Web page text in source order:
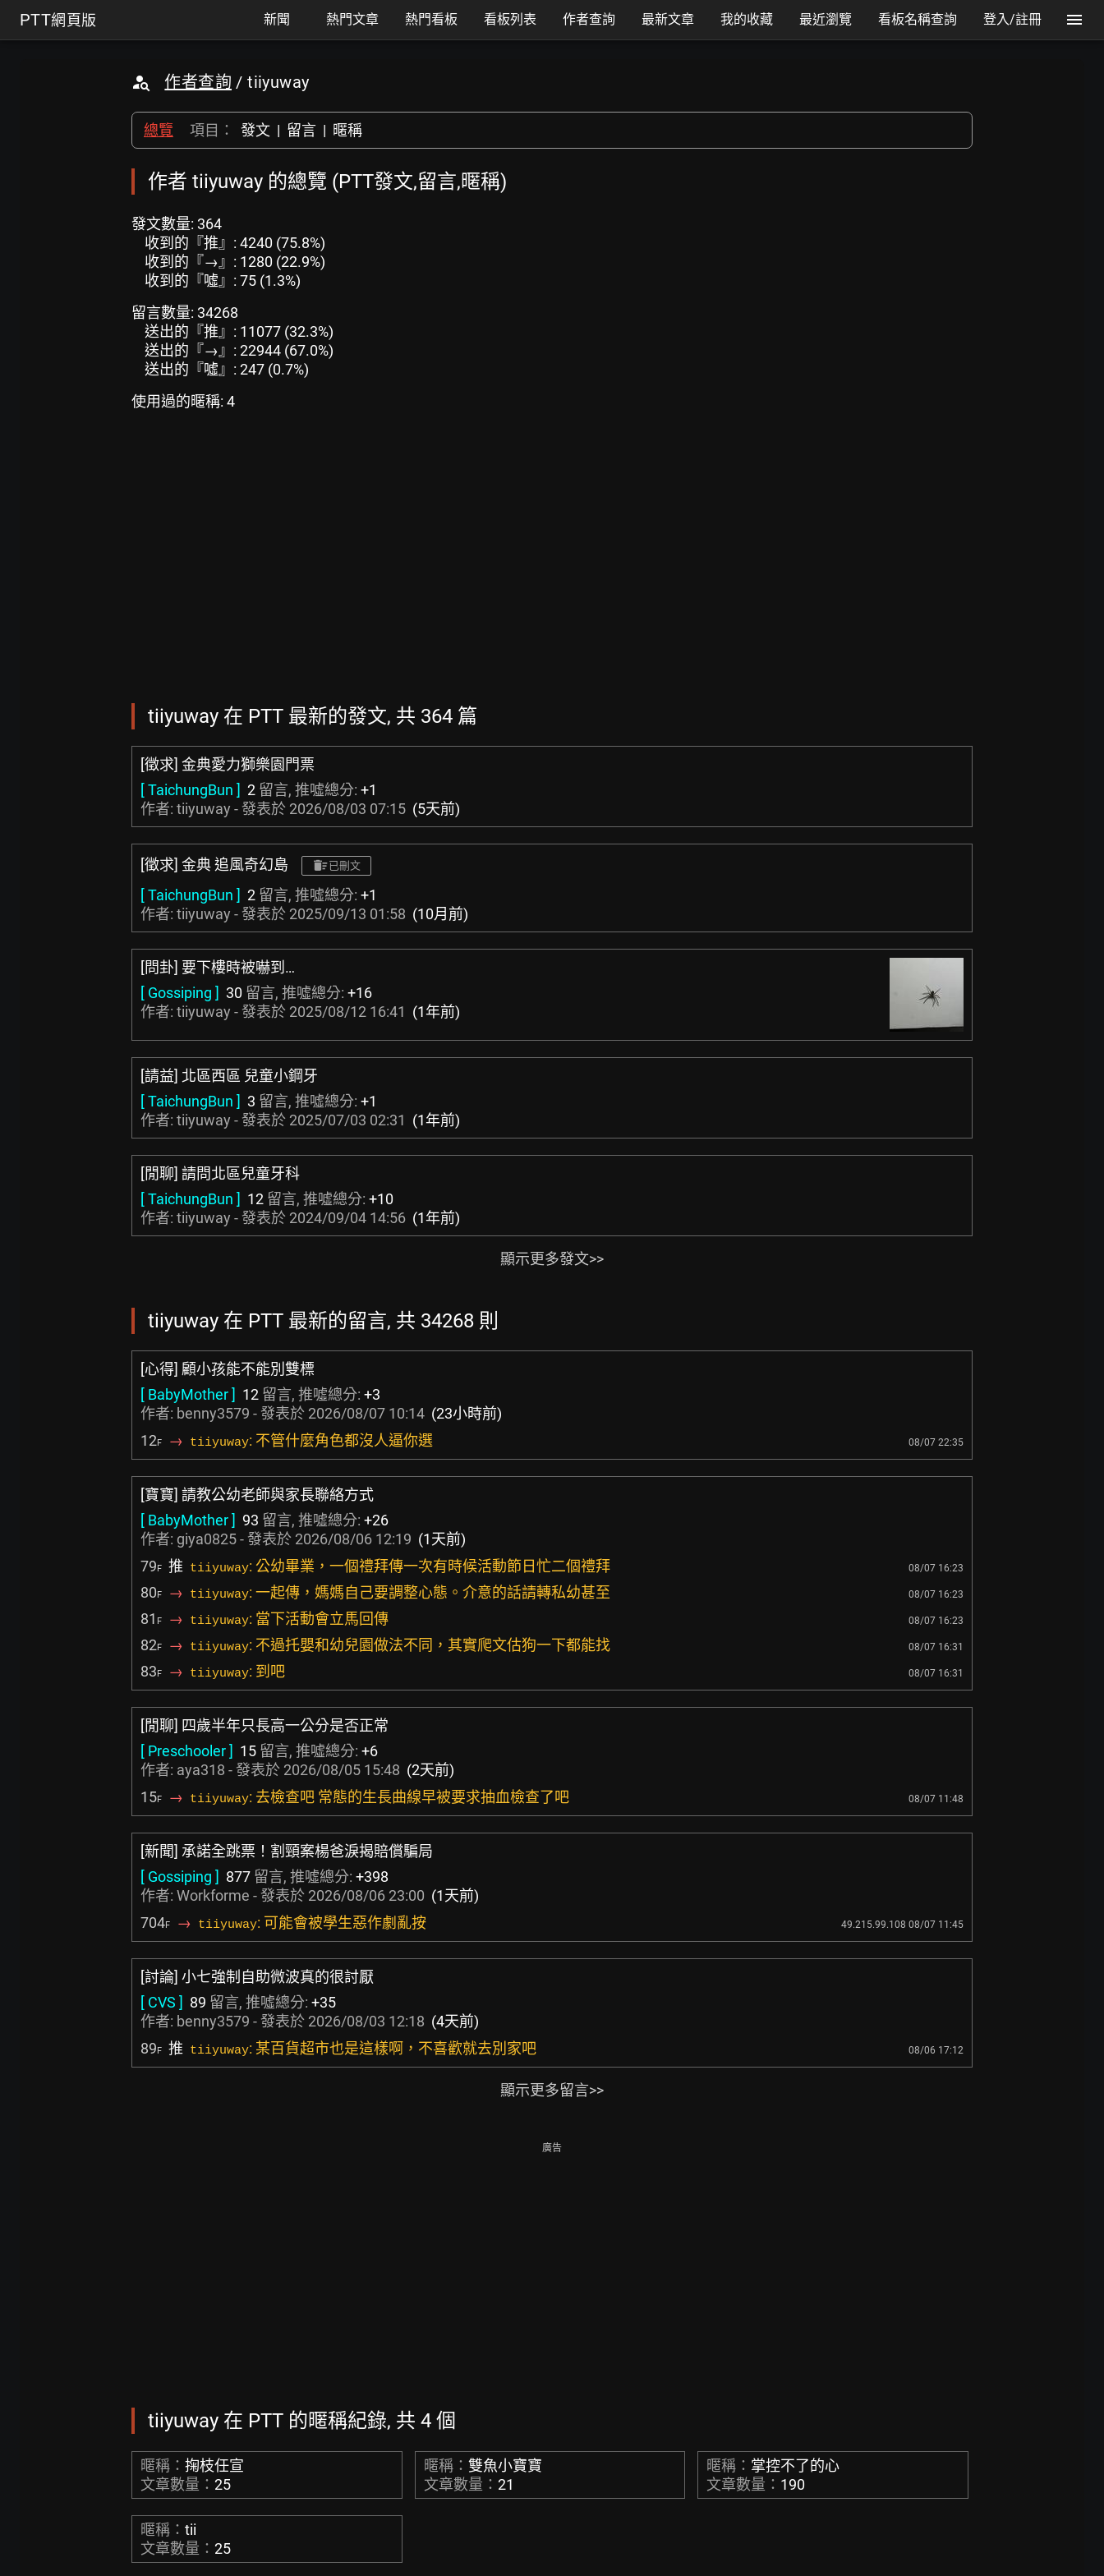
PTT網頁版 新聞 熱門文章 熱門看板 看板列表 作者查詢 最新文章 我的收藏 最近瀏覽 看板名稱查詢 登入/註冊
作者查詢 / tiiyuway
總覽 項目： 發文 | 留言 | 暱稱
作者 tiiyuway 的總覽 (PTT發文,留言,暱稱)
發文數量: 364
收到的『推』: 4240 (75.8%)
收到的『→』: 1280 (22.9%)
收到的『噓』: 75 (1.3%)
留言數量: 34268
送出的『推』: 11077 (32.3%)
送出的『→』: 22944 (67.0%)
送出的『噓』: 247 (0.7%)
使用過的暱稱: 4
tiiyuway 在 PTT 最新的發文, 共 364 篇
[徵求] 金典愛力獅樂園門票
[ TaichungBun ] 2 留言, 推噓總分: +1
作者: tiiyuway - 發表於 2026/08/03 07:15 (5天前)
[徵求] 金典 追風奇幻島 已刪文
[ TaichungBun ] 2 留言, 推噓總分: +1
作者: tiiyuway - 發表於 2025/09/13 01:58 (10月前)
[問卦] 要下樓時被嚇到…
[ Gossiping ] 30 留言, 推噓總分: +16
作者: tiiyuway - 發表於 2025/08/12 16:41 (1年前)
[請益] 北區西區 兒童小鋼牙
[ TaichungBun ] 3 留言, 推噓總分: +1
作者: tiiyuway - 發表於 2025/07/03 02:31 (1年前)
[閒聊] 請問北區兒童牙科
[ TaichungBun ] 12 留言, 推噓總分: +10
作者: tiiyuway - 發表於 2024/09/04 14:56 (1年前)
顯示更多發文>>
tiiyuway 在 PTT 最新的留言, 共 34268 則
[心得] 顧小孩能不能別雙標
[ BabyMother ] 12 留言, 推噓總分: +3
作者: benny3579 - 發表於 2026/08/07 10:14 (23小時前)
12F → tiiyuway: 不管什麼角色都沒人逼你選 08/07 22:35
[寶寶] 請教公幼老師與家長聯絡方式
[ BabyMother ] 93 留言, 推噓總分: +26
作者: giya0825- 發表於 2026/08/06 12:19 (1天前)
79F 推 tiiyuway: 公幼畢業，一個禮拜傳一次有時候活動節日忙二個禮拜 08/07 16:23
80F → tiiyuway: 一起傳，媽媽自己要調整心態。介意的話請轉私幼甚至 08/07 16:23
81 F → tiiyuway: 當下活動會立馬回傳 08/07 16:23
82F → tiiyuway: 不過托嬰和幼兒園做法不同，其實爬文估狗一下都能找 08/07 16:31
83F → tiiyuway: 到吧 08/07 16:31
[閒聊] 四歲半年只長高一公分是否正常
[ Preschooler ] 15 留言, 推噓總分: +6
作者: aya318 - 發表於 2026/08/05 15:48 (2天前)
15F → tiiyuway: 去檢查吧 常態的生長曲線早被要求抽血檢查了吧 08/07 11:48
[新聞] 承諾全跳票！割頸案楊爸淚揭賠償騙局
[ Gossiping ] 877 留言, 推噓總分: +398
作者: Workforme - 發表於 2026/08/06 23:00 (1天前)
704F → tiiyuway: 可能會被學生惡作劇亂按 49.215.99.108 08/07 11:45
[討論] 小七強制自助微波真的很討厭
[ CVS ] 89 留言, 推噓總分: +35
作者: benny3579 - 發表於 2026/08/03 12:18 (4天前)
89F 推 tiiyuway: 某百貨超市也是這樣啊，不喜歡就去別家吧 08/06 17:12
顯示更多留言>>
廣告
tiiyuway 在 PTT 的暱稱紀錄, 共 4 個
暱稱： 掬枝任宣
文章數量： 25
暱稱： 雙魚小寶寶
文章數量： 21
暱稱： 掌控不了的心
文章數量： 190
暱稱： tii
文章數量： 25